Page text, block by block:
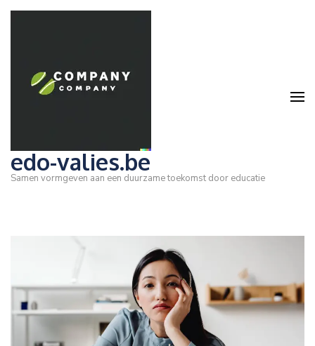
Ga
edo-valies.be
Samen vormgeven aan een duurzame toekomst door educatie